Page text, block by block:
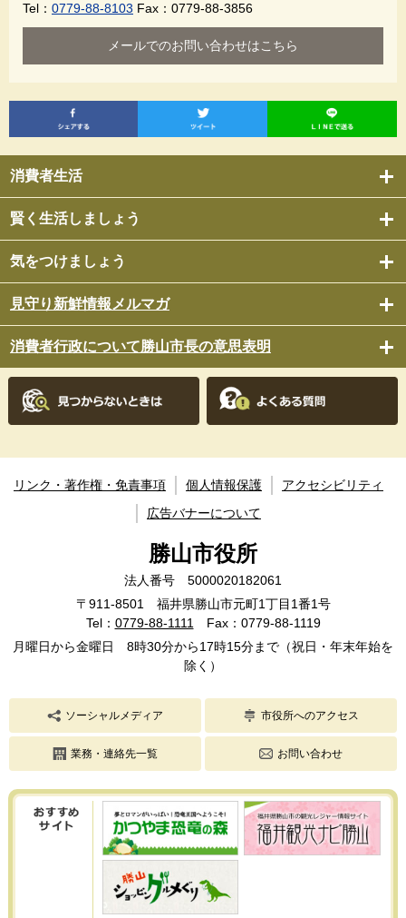
消費者生活
賢く生活しましょう
気をつけましょう
見守り新鮮情報メルマガ
消費者行政について勝山市長の意思表明
Tel： 0779-88-8103 Fax：0779-88-3856
メールでのお問い合わせはこちら
リンク・著作権・免責事項 個人情報保護
アクセシビリティ
広告バナーについて
勝山市役所
法人番号 5000020182061
〒911-8501 福井県勝山市元町1丁目1番1号
Tel： 0779-88-1111
Fax：0779-88-1119
月曜日から金曜日 8時30分から17時15分まで（祝日・年末年始を
除く）
ソーシャルメディア 市役所へのアクセス
業務・連絡先一覧 お問い合わせ